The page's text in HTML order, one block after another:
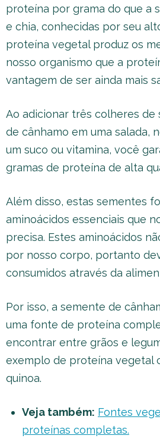
proteína por grama do que a
e chia, conhecidas por seu
proteína vegetal produz os
nosso organismo que a
vantagem de ser ainda mais
Ao adicionar três colheres de
de cânhamo em uma salada,
um suco ou vitamina, você
gramas de proteína de alta
Além disso, estas sementes
aminoácidos essenciais que
precisa. Estes aminoácidos
por nosso corpo, portanto
consumidos através da
Por isso, a semente de
uma fonte de proteína
encontrar entre grãos e
exemplo de proteína vegetal
quinoa.
Veja também: Fontes
proteínas completas.